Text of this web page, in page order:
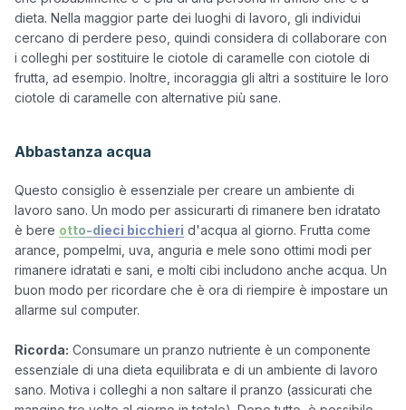
dieta. Nella maggior parte dei luoghi di lavoro, gli individui
cercano di perdere peso, quindi considera di collaborare con
i colleghi per sostituire le ciotole di caramelle con ciotole di
frutta, ad esempio. Inoltre, incoraggia gli altri a sostituire le loro
ciotole di caramelle con alternative più sane.
Abbastanza acqua
Questo consiglio è essenziale per creare un ambiente di
lavoro sano. Un modo per assicurarti di rimanere ben idratato
è bere otto-dieci bicchieri d'acqua al giorno. Frutta come
arance, pompelmi, uva, anguria e mele sono ottimi modi per
rimanere idratati e sani, e molti cibi includono anche acqua. Un
buon modo per ricordare che è ora di riempire è impostare un
allarme sul computer.
Ricorda: Consumare un pranzo nutriente è un componente
essenziale di una dieta equilibrata e di un ambiente di lavoro
sano. Motiva i colleghi a non saltare il pranzo (assicurati che